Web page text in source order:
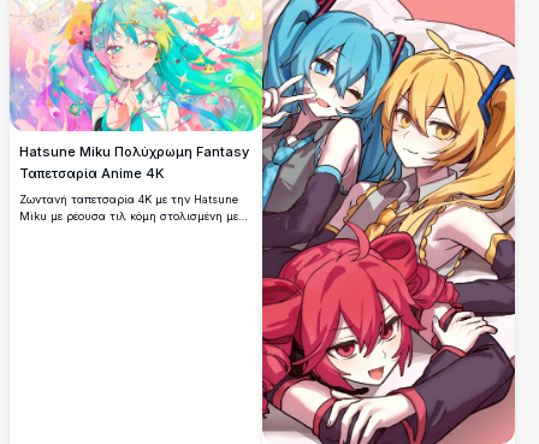
χαρακτήρα Vocaloid σε λεπτομερή anime
στυλ με ζωηρά χρώματα και premium
ποιότητας εικονογράφηση.
Hatsune Miku Πολύχρωμη Fantasy
Ταπετσαρία Anime 4K
Ζωντανή ταπετσαρία 4K με την Hatsune
Miku με ρέουσα τιλ κόμη στολισμένη με